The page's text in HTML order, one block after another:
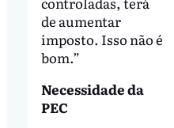
de aumentar
imposto. Isso não é
bom.”
Necessidade da
PEC